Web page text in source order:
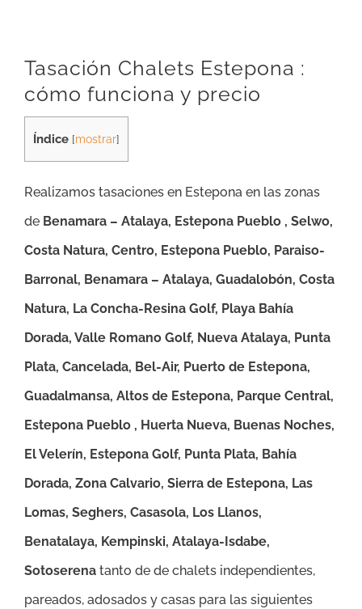
Tasación Chalets Estepona :
cómo funciona y precio
Índice [mostrar]
Realizamos tasaciones en Estepona en las zonas
de Benamara – Atalaya, Estepona Pueblo , Selwo,
Costa Natura, Centro, Estepona Pueblo, Paraiso-
Barronal, Benamara – Atalaya, Guadalobón, Costa
Natura, La Concha-Resina Golf, Playa Bahía
Dorada, Valle Romano Golf, Nueva Atalaya, Punta
Plata, Cancelada, Bel-Air, Puerto de Estepona,
Guadalmansa, Altos de Estepona, Parque Central,
Estepona Pueblo , Huerta Nueva, Buenas Noches,
El Velerín, Estepona Golf, Punta Plata, Bahía
Dorada, Zona Calvario, Sierra de Estepona, Las
Lomas, Seghers, Casasola, Los Llanos,
Benatalaya, Kempinski, Atalaya-Isdabe,
Sotoserena tanto de de chalets independientes,
pareados, adosados y casas para las siguientes